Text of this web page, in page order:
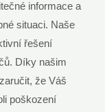
informace a
situaci. Naše
řešení
Díky našim
že Váš
poškození